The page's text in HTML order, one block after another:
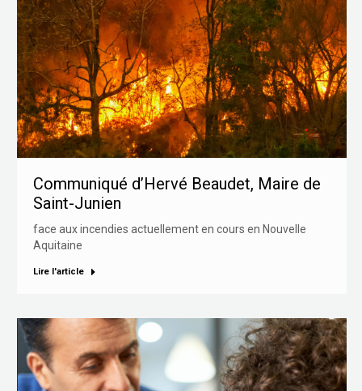
Communiqué d’Hervé Beaudet, Maire de
Saint-Junien
face aux incendies actuellement en cours en Nouvelle
Aquitaine
Lire l'article